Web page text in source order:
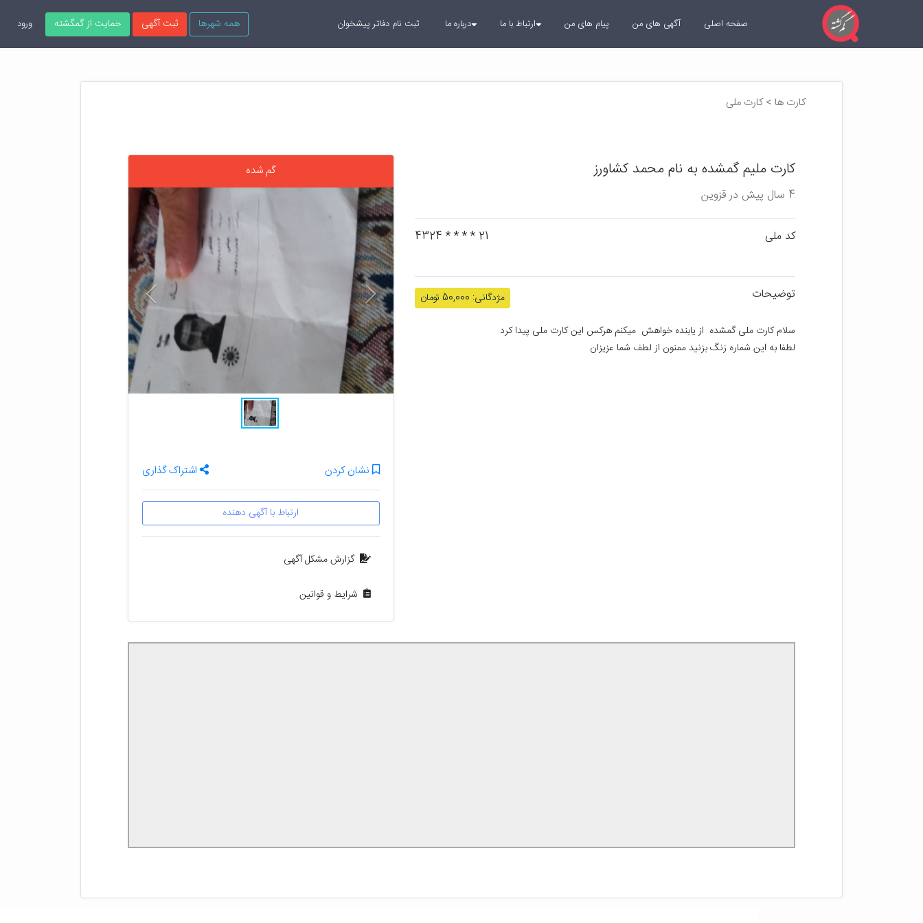
همه شهرها ثبت آگهی حمایت از گمگشته ورود صفحه اصلی آگهی های من پیام های من ارتباط با ما درباره ما ثبت نام دفاتر پیشخوان
کارت ها > کارت ملی
کارت ملیم گمشده به نام محمد کشاورز
4 سال پیش در قزوین
کد ملی 21 * * * * 4324
توضیحات
مژدگانی: 50,000 تومان
لطفا به این شماره زنگ بزنید ممنون از لطف شما عزیزان
گم شده
قبلی بعدی
نشان کردن اشتراک گذاری
ارتباط با آگهی دهنده
گزارش مشکل آگهی
شرایط و قوانین